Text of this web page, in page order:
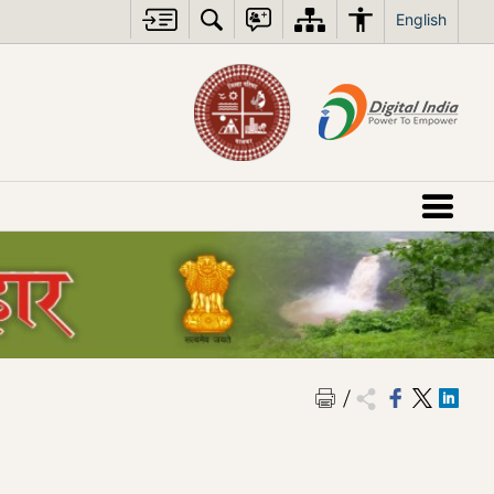
English